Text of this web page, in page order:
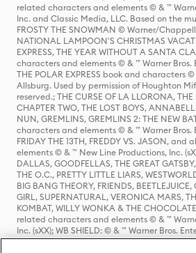
related characters and elements © & ™
Inc. and Classic Media, LLC. Based on the
FROSTY THE SNOWMAN © Warner/Chappell
NATIONAL LAMPOON'S CHRISTMAS
EXPRESS, THE YEAR WITHOUT A SANTA
characters and elements © & ™ Warner Bros.
THE POLAR EXPRESS book and characters
Allsburg. Used by permission of Houghton
reserved.; THE CURSE OF LA LLORONA, THE
CHAPTER TWO, THE LOST BOYS,
NUN, GREMLINS, GREMLINS 2: THE NEW
characters and elements © & ™ Warner Bros.
FRIDAY THE 13TH, FREDDY VS. JASON,
elements © & ™ New Line Productions, Inc.
DALLAS, GOODFELLAS, THE GREAT
THE O.C., PRETTY LITTLE LIARS,
BIG BANG THEORY, FRIENDS, BEETLEJUICE,
GIRL, SUPERNATURAL, VERONICA MARS,
KOMBAT, WILLY WONKA & THE
related characters and elements © & ™
Inc. (sXX); WB SHIELD: © & ™ Warner Bros.
HOUSE OF THE DRAGON, GAME OF